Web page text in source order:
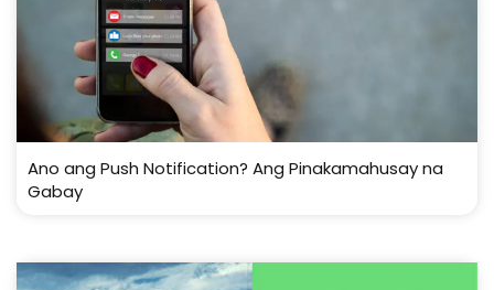
Ano ang Push Notification? Ang Pinakamahusay na
Gabay